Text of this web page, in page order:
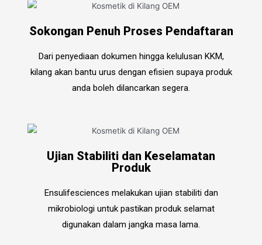
Sokongan Penuh Proses Pendaftaran
Dari penyediaan dokumen hingga kelulusan KKM,
kilang akan bantu urus dengan efisien supaya produk
anda boleh dilancarkan segera.
Ujian Stabiliti dan Keselamatan
Produk
Ensulifesciences melakukan ujian stabiliti dan
mikrobiologi untuk pastikan produk selamat
digunakan dalam jangka masa lama.